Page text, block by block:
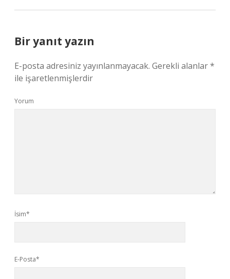
Bir yanıt yazın
E-posta adresiniz yayınlanmayacak. Gerekli alanlar*
ile işaretlenmişlerdir
Yorum
İsim*
E-Posta*